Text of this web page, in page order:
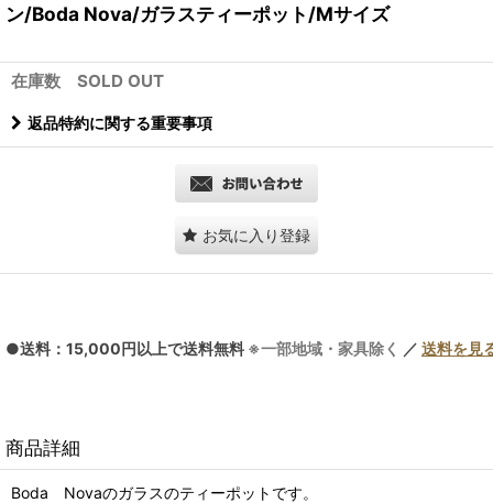
ン/Boda Nova/ガラスティーポット/Mサイズ
在庫数 SOLD OUT
返品特約に関する重要事項
お気に入り登録
●送料：15,000円以上で送料無料 ※一部地域・家具除く ／ 送料を見
商品詳細
Boda Novaのガラスのティーポットです。